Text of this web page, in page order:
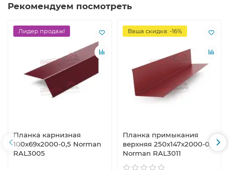
Рекомендуем посмотреть
Лидер продаж!
Планка карнизная
100х69х2000-0,5 Norman
RAL3005
Ваша скидка: -16%
Планка примыкания
верхняя 250х147х2000-0,5
Norman RAL3011